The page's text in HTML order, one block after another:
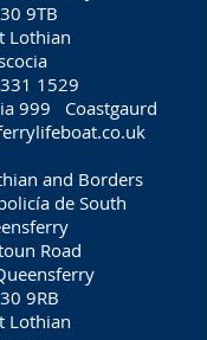
9TB
Lothian
1529
999
Coastgaurd
and Borders
de South
Road
9RB
Lothian